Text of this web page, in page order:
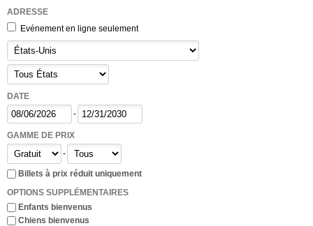
ADRESSE
Evénement en ligne seulement
DATE
-
GAMME DE PRIX
-
Billets à prix réduit uniquement
OPTIONS SUPPLÉMENTAIRES
Enfants bienvenus
Chiens bienvenus